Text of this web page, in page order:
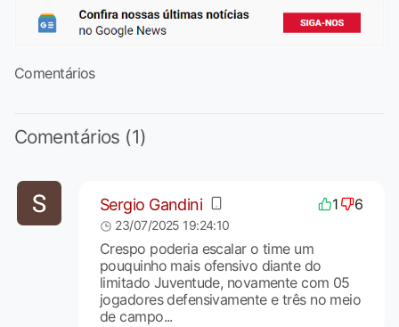
Comentários
Comentários (1)
Sergio Gandini 1 6
23/07/2025 19:24:10
Crespo poderia escalar o time um
pouquinho mais ofensivo diante do
limitado Juventude, novamente com 05
jogadores defensivamente e três no meio
de campo...